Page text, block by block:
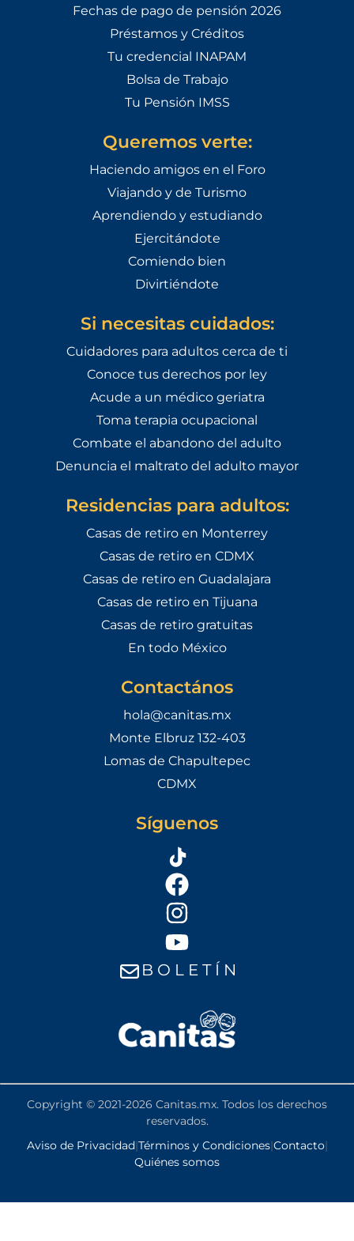
Fechas de pago de pensión 2026
Préstamos y Créditos
Tu credencial INAPAM
Bolsa de Trabajo
Tu Pensión IMSS
Queremos verte:
Haciendo amigos en el Foro
Viajando y de Turismo
Aprendiendo y estudiando
Ejercitándote
Comiendo bien
Divirtiéndote
Si necesitas cuidados:
Cuidadores para adultos cerca de ti
Conoce tus derechos por ley
Acude a un médico geriatra
Toma terapia ocupacional
Combate el abandono del adulto
Denuncia el maltrato del adulto mayor
Residencias para adultos:
Casas de retiro en Monterrey
Casas de retiro en CDMX
Casas de retiro en Guadalajara
Casas de retiro en Tijuana
Casas de retiro gratuitas
En todo México
Contactános
hola@canitas.mx
Monte Elbruz 132-403
Lomas de Chapultepec
CDMX
Síguenos
B O L E T Í N
Copyright © 2021-2026 Canitas.mx. Todos los derechos
reservados.
Aviso de Privacidad|Términos y Condiciones|Contacto|
Quiénes somos